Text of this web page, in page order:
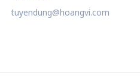
tuyendung@hoangvi.com